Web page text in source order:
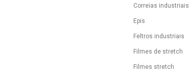
Correias industriais
Epis
Feltros industriais
Filmes de stretch
Filmes stretch